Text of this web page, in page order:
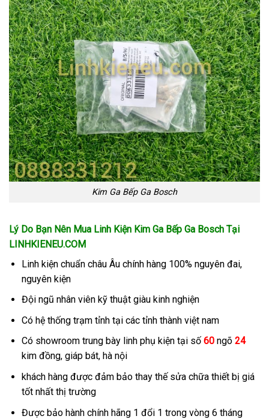
Kim Ga Bếp Ga Bosch
Lý Do Bạn Nên Mua Linh Kiện Kim Ga Bếp Ga Bosch Tại
LINHKIENEU.COM
Linh kiện chuẩn châu Âu chính hàng 100% nguyên đai,
nguyên kiện
Đội ngũ nhân viên kỹ thuật giàu kinh nghiện
Có hệ thống trạm tỉnh tại các tỉnh thành việt nam
Có showroom trung bày linh phụ kiện tại số 60ngõ 24
kim đồng, giáp bát, hà nội
khách hàng được đảm bảo thay thế sửa chữa thiết bị giá
tốt nhất thị trường
Được bảo hành chính hãng 1 đổi 1 trong vòng 6 tháng